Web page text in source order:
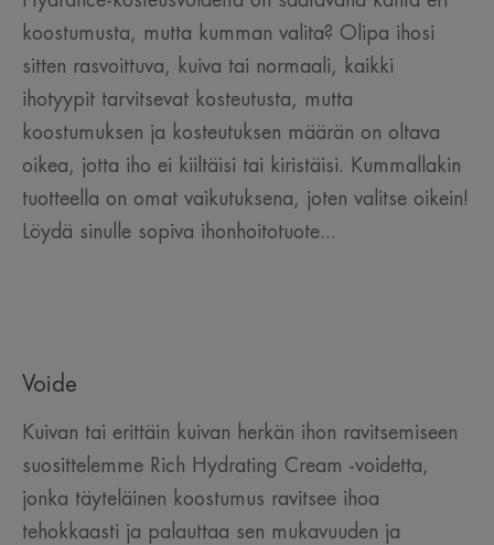
koostumusta, mutta kumman valita? Olipa ihosi
sitten rasvoittuva, kuiva tai normaali, kaikki
ihotyypit tarvitsevat kosteutusta, mutta
koostumuksen ja kosteutuksen määrän on oltava
oikea, jotta iho ei kiiltäisi tai kiristäisi. Kummallakin
tuotteella on omat vaikutuksena, joten valitse oikein!
Löydä sinulle sopiva ihonhoitotuote...
Voide
Kuivan tai erittäin kuivan herkän ihon ravitsemiseen
suosittelemme Rich Hydrating Cream -voidetta,
jonka täyteläinen koostumus ravitsee ihoa
tehokkaasti ja palauttaa sen mukavuuden ja